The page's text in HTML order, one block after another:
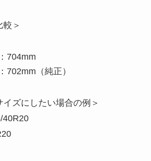
較＞
704mm
702mm（純正）
イズにしたい場合の例＞
40R20